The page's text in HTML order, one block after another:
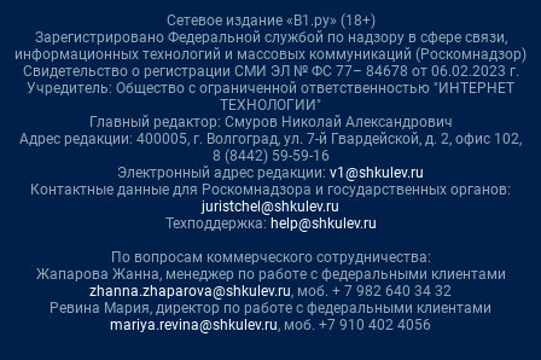
Сетевое издание «В1.ру» (18+)
Зарегистрировано Федеральной службой по надзору в сфере связи,
информационных технологий и массовых коммуникаций (Роскомнадзор)
Свидетельство о регистрации СМИ ЭЛ № ФС 77– 84678 от 06.02.2023 г.
Учредитель: Общество с ограниченной ответственностью "ИНТЕРНЕТ
ТЕХНОЛОГИИ"
Главный редактор: Смуров Николай Александрович
Адрес редакции: 400005, г. Волгоград, ул. 7-й Гвардейской, д. 2, офис 102,
8 (8442) 59-59-16
Электронный адрес редакции: v1@shkulev.ru
Контактные данные для Роскомнадзора и государственных органов:
juristchel@shkulev.ru
Техподдержка: help@shkulev.ru
По вопросам коммерческого сотрудничества:
Жапарова Жанна, менеджер по работе с федеральными клиентами
zhanna.zhaparova@shkulev.ru, моб. + 7 982 640 34 32
Ревина Мария, директор по работе с федеральными клиентами
mariya.revina@shkulev.ru, моб. +7 910 402 4056